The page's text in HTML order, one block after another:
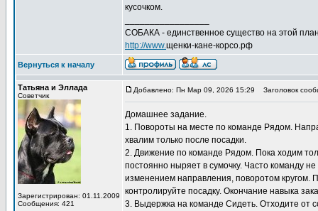
кусочком.
СОБАКА - единственное существо на этой
http://www.щенки-кане-корсо.рф
Вернуться к началу
Татьяна и Эллада
Советчик
Зарегистрирован: 01.11.2009
Сообщения: 421
Добавлено: Пн Мар 09, 2026 15:29 Заголовок
Домашнее задание.
1. Повороты на месте по команде Рядом.
хвалим только после посадки.
2. Движение по команде Рядом. Пока ходим
постоянно ныряет в сумочку. Часто команду
изменением направления, поворотом кругом.
контролируйте посадку. Окончание навыка
3. Выдержка на команде Сидеть. Отходите от